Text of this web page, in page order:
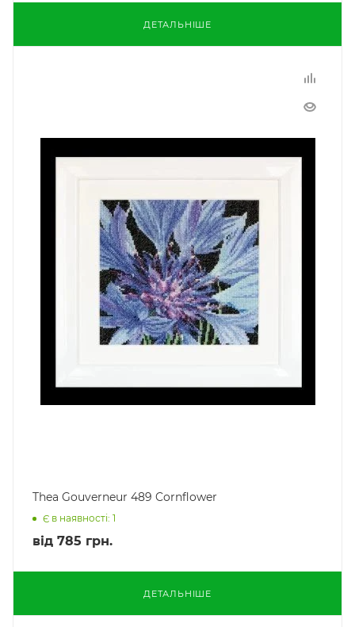
ДЕТАЛЬНІШЕ
Thea Gouverneur 489 Cornflower
Є в наявності: 1
від 785 грн.
ДЕТАЛЬНІШЕ